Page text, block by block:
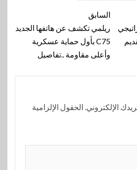
السابق
ريلمي تكشف عن هاتفها الجديد
C75 بأول حماية عسكرية
وأعلى مقاومة ..تفاصيل
الإلكتروني. الحقول الإلزامية